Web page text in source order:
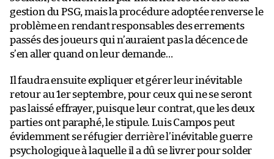
gestion du PSG, mais la procédure adoptée renverse le
problème en rendant responsables des errements
passés des joueurs qui n’auraient pas la décence de
s’en aller quand on leur demande…
Il faudra ensuite expliquer et gérer leur inévitable
retour au 1er septembre, pour ceux qui ne se seront
pas laissé effrayer, puisque leur contrat, que les deux
parties ont paraphé, le stipule. Luis Campos peut
évidemment se réfugier derrière l’inévitable guerre
psychologique à laquelle il a dû se livrer pour solder